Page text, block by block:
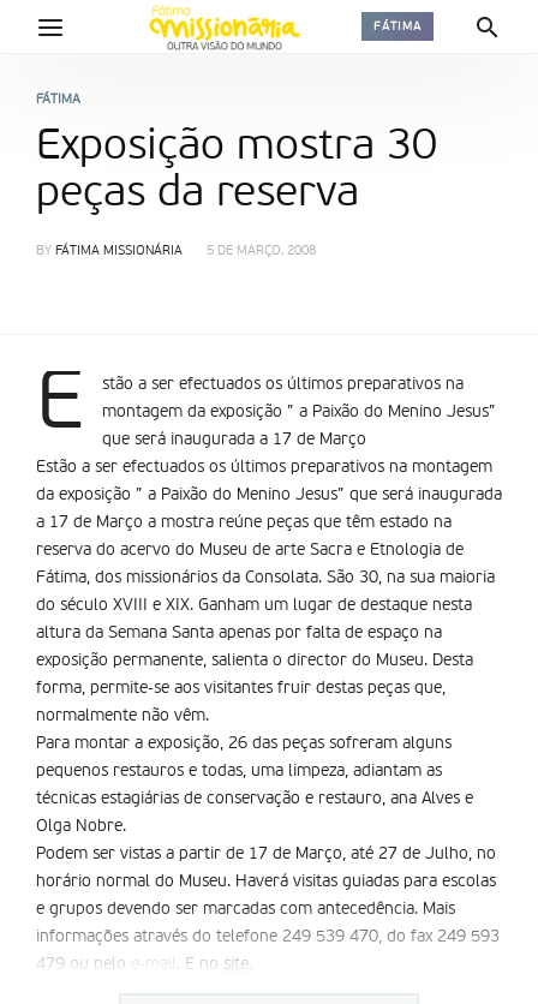
FÁTIMA
FÁTIMA
Exposição mostra 30
peças da reserva
BY FÁTIMA MISSIONÁRIA 5 DE MARÇO, 2008
E
stão a ser efectuados os últimos preparativos na
montagem da exposição ” a Paixão do Menino Jesus”
que será inaugurada a 17 de Março
Estão a ser efectuados os últimos preparativos na montagem
da exposição ” a Paixão do Menino Jesus” que será inaugurada
a 17 de Março a mostra reúne peças que têm estado na
reserva do acervo do Museu de arte Sacra e Etnologia de
Fátima, dos missionários da Consolata. São 30, na sua maioria
do século XVIII e XIX. Ganham um lugar de destaque nesta
altura da Semana Santa apenas por falta de espaço na
exposição permanente, salienta o director do Museu. Desta
forma, permite-se aos visitantes fruir destas peças que,
normalmente não vêm.
Para montar a exposição, 26 das peças sofreram alguns
pequenos restauros e todas, uma limpeza, adiantam as
técnicas estagiárias de conservação e restauro, ana Alves e
Olga Nobre.
Podem ser vistas a partir de 17 de Março, até 27 de Julho, no
horário normal do Museu. Haverá visitas guiadas para escolas
e grupos devendo ser marcadas com antecedência. Mais
informações através do telefone 249 539 470, do fax 249 593
479 ou pelo e-mail . E no site